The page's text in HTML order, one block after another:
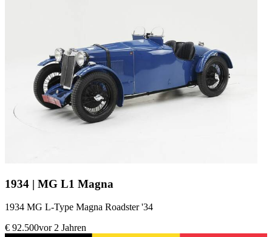
1934 | MG L1 Magna
1934 MG L-Type Magna Roadster '34
€ 92.500vor 2 Jahren